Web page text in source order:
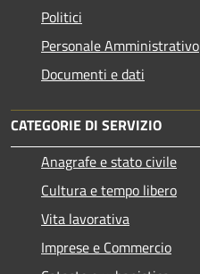
Politici
Personale Amministrativo
Documenti e dati
CATEGORIE DI SERVIZIO
Anagrafe e stato civile
Cultura e tempo libero
Vita lavorativa
Imprese e Commercio